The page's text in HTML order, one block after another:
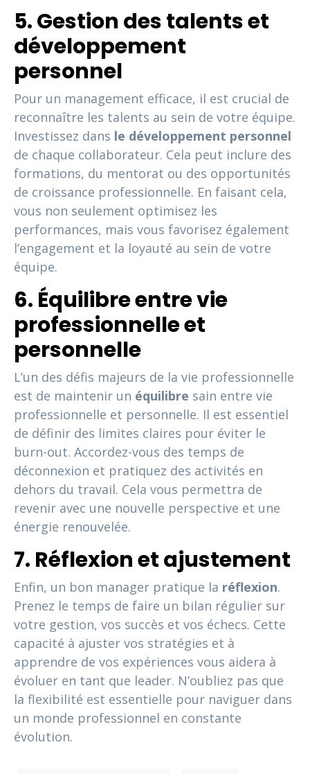
5. Gestion des talents et
développement
personnel
Pour un management efficace, il est crucial de
reconnaître les talents au sein de votre équipe.
Investissez dans le développement personnel
de chaque collaborateur. Cela peut inclure des
formations, du mentorat ou des opportunités
de croissance professionnelle. En faisant cela,
vous non seulement optimisez les
performances, mais vous favorisez également
l’engagement et la loyauté au sein de votre
équipe.
6. Équilibre entre vie
professionnelle et
personnelle
L’un des défis majeurs de la vie professionnelle
est de maintenir un équilibre sain entre vie
professionnelle et personnelle. Il est essentiel
de définir des limites claires pour éviter le
burn-out. Accordez-vous des temps de
déconnexion et pratiquez des activités en
dehors du travail. Cela vous permettra de
revenir avec une nouvelle perspective et une
énergie renouvelée.
7. Réflexion et ajustement
Enfin, un bon manager pratique la réflexion.
Prenez le temps de faire un bilan régulier sur
votre gestion, vos succès et vos échecs. Cette
capacité à ajuster vos stratégies et à
apprendre de vos expériences vous aidera à
évoluer en tant que leader. N’oubliez pas que
la flexibilité est essentielle pour naviguer dans
un monde professionnel en constante
évolution.